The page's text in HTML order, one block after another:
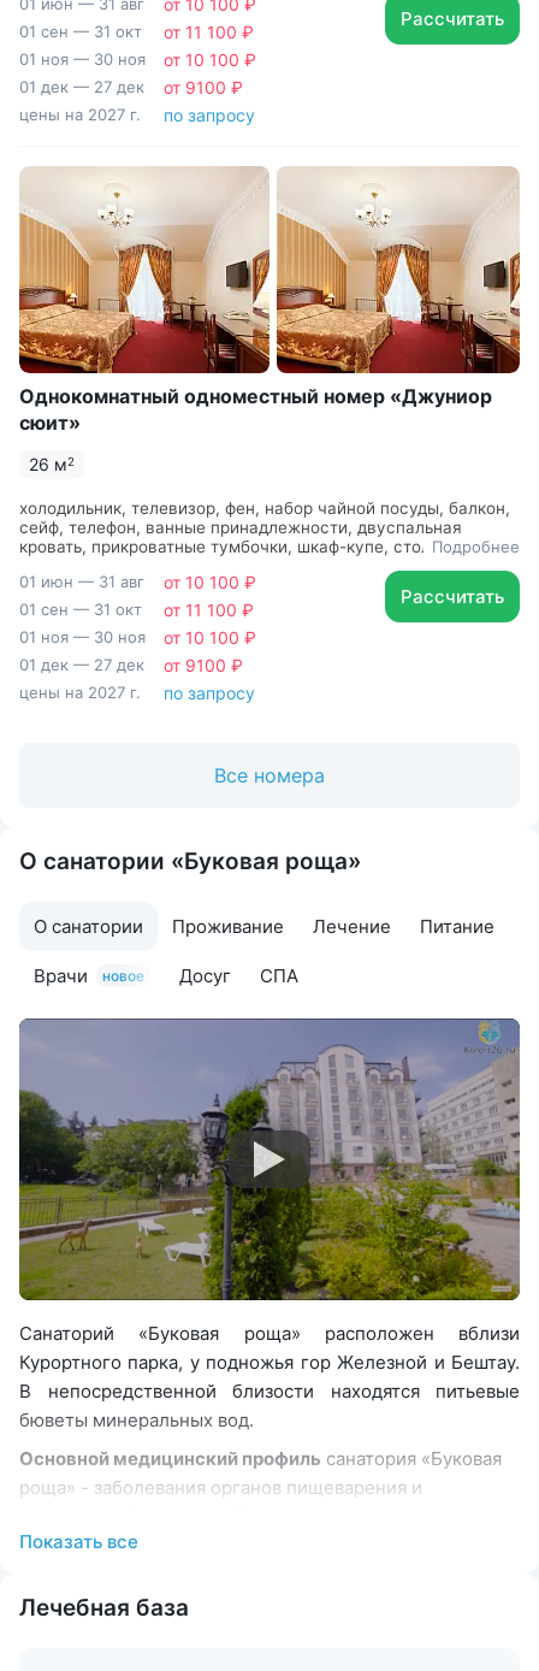
кровати
01 сен — 31 окт от 11 100 ₽
01 ноя — 30 ноя от 10 100 ₽
01 дек — 27 дек от 9100 ₽
цены на 2027 г. по запросу
Рассчитать
Однокомнатный одноместный номер «Джуниор
сюит»
26 м2
холодильник, телевизор, фен, набор чайной посуды, балкон,
сейф, телефон, ванные принадлежности, двуспальная
кровать, прикроватные тумбочки, шкаф-купе, стол, сплит-
Подробнее
01 июн — 31 авг
от 10 100 ₽
01 сен — 31 окт от 11 100 ₽
01 ноя — 30 ноя от 10 100 ₽
01 дек — 27 дек от 9100 ₽
цены на 2027 г. по запросу
Рассчитать
Все номера
О санатории «Буковая роща»
О санатории Проживание Лечение Питание
Врачи новое Досуг СПА
Санаторий «Буковая роща» расположен вблизи
Курортного парка, у подножья гор Железной и Бештау.
В непосредственной близости находятся питьевые
бюветы минеральных вод.
Основной медицинский профиль санатория «Буковая
роща» - заболевания органов пищеварения и
сопутствующие патологии:
двигательного аппарата, нервной системы, сердечно-
Показать все
Лечебная база